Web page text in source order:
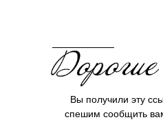
Вы получили эту
спешим сообщить